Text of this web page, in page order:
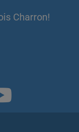
Charron!